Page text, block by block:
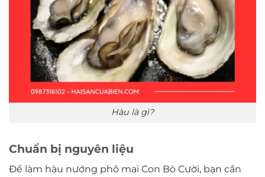
Hàu là gì?
Chuẩn bị nguyên liệu
Để làm hàu nướng phô mai Con Bò Cười, bạn cần